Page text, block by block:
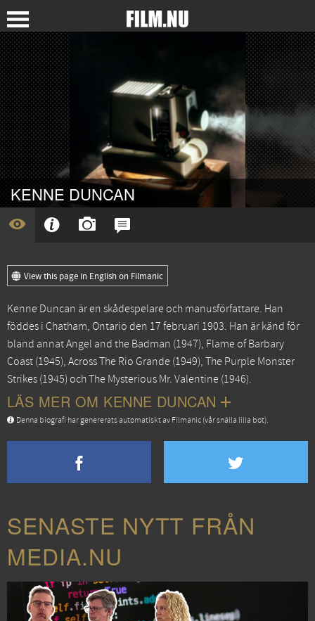
KENNE DUNCAN
View this page in English on Filmanic
Kenne Duncan är en skådespelare och manusförfattare. Han
föddes i Chatham, Ontario den 17 februari 1903. Han är känd för
bland annatAngel and the Badman (1947), Flame of Barbary
Coast (1945), Across The Rio Grande (1949), The Purple Monster
Strikes (1945) ochThe Mysterious Mr. Valentine (1946).
LÄS MER OM KENNE DUNCAN
Denna biografi har genererats automatiskt av Filmanic (vår snälla lilla bot).
SENASTE NYTT FRÅN
MEDIA.NU